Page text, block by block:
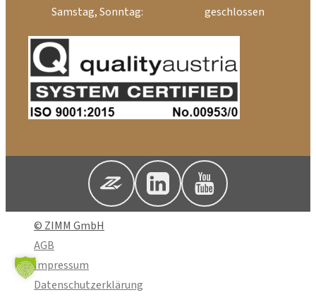
Samstag, Sonntag:
geschlossen
© ZIMM GmbH
AGB
Impressum
Datenschutzerklärung